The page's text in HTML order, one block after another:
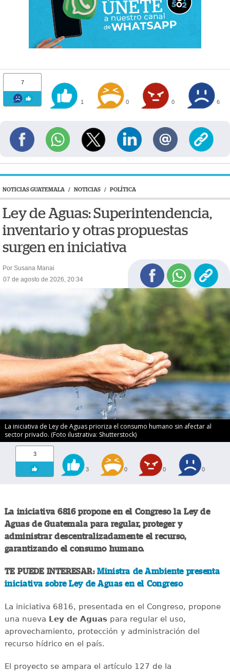
7
1 0 0 6
NOTICIAS GUATEMALA / NOTICIAS / POLÍTICA
Ley de Aguas: Superintendencia,
inventario y otras propuestas
surgen en iniciativa
Por Susana Manai
07 de agosto de 2026, 20:34
La iniciativa de Ley de Aguas prioriza el consumo humano sin afectar al
sector privado. (Foto ilustrativa: Shutterstock)
3
3 0 0 0
La iniciativa 6816 propone en el Congreso la Ley de
Aguas de Guatemala para regular, proteger y
administrar descentralizadamente el recurso,
garantizando el consumo humano.
TE PUEDE INTERESAR:Ministra de Ambiente presenta
iniciativa sobre Ley de Aguas en el Congreso
La iniciativa 6816, presentada en el Congreso, propone
una nueva Ley de Aguaspara regular el uso,
aprovechamiento, protección y administración del
recurso hídrico en el país.
El proyecto se ampara el artículo 127 de la